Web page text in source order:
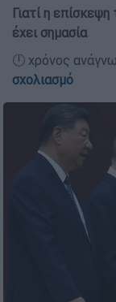
Γιατί η
έχει σημασία
🕛 χρόνος
σχολιασμό